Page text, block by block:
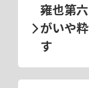
雍也第
がいや
す